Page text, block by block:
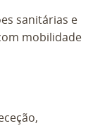
sanitárias e
mobilidade